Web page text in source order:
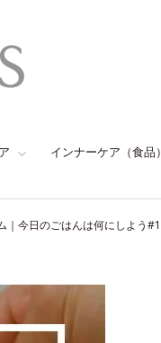
インナーケア（食品）
｜今日のごはんは何にしよう#1